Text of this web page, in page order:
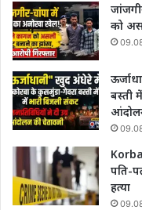
को
बस्ती
पति-
हत्या